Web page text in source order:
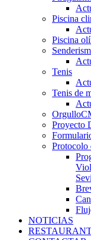
Piscina
Piscina
Tenis
Tenis de
Proyecto
Protocolo
NOTICIAS